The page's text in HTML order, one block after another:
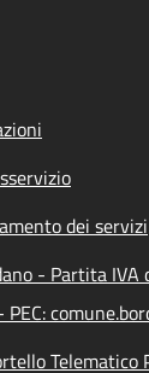
dei servizi
- Partita
Telematico